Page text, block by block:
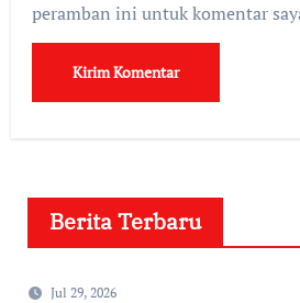
peramban ini untuk komentar
Berita Terbaru
Jul 29, 2026